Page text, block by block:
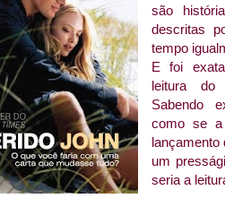
são
descritas
tempo
E foi
leitura do
Sabendo
como se
lançamento
um
seria a